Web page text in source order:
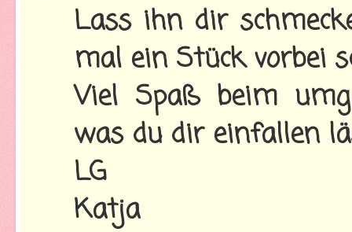
Lass ihn dir
mal ein Stück vorbei
Viel Spaß beim
was du dir einfallen
LG
Katja